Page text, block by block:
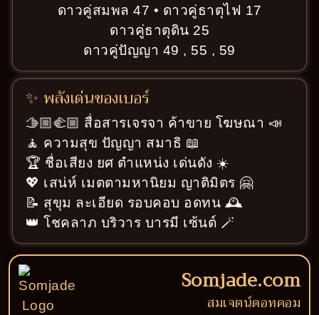
ดาวคู่สมพล 47 • ดาวคู่ธาตุไฟ 17
ดาวคู่ธาตุดิน 25
ดาวคู่ปัญญา 49 , 55 , 59
✨ พลังเด่นของเบอร์
🫱🏼‍🫲🏼 สื่อสารเจรจา ค้าขาย โฆษณา 📣
🧘 ความสุข ปัญญา สมาธิ 📖
🏆 ชื่อเสียง ยศ ตำแหน่ง เด่นดัง ☀️
💖 เสน่ห์ เมตตามหานิยม ญาติมิตร 🤗
📝 สุขุม ละเอียด รอบคอบ อดทน 🕰️
👑 โชคลาภ บริวาร บารมี เซ้นต์ 🪄
Somjade.com
สมเจตน์ดอทคอม